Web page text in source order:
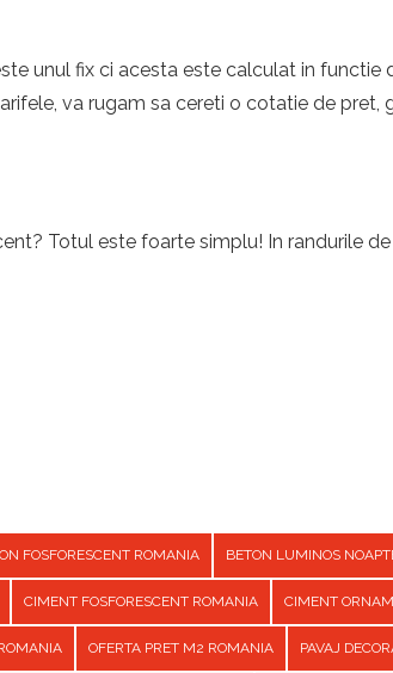
unul fix ci acesta este calculat in
va rugam sa cereti o cotatie de pret,
Totul este foarte simplu! In randurile
FOSFORESCENT ROMANIA BETON LUMINOS
CIMENT FOSFORESCENT ROMANIA CIMENT
OFERTA PRET M2 ROMANIA PAVAJ